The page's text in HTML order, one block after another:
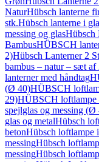
NaturHübsch lanterne
stk.Hübsch lanterne i
messing og glasHübsch
BambusHÜBSCH
2)Hübsch Lanterner 2
bambus – natur – sæt af
lanterner med håndtag
(Ø 40)HÜBSCH
29)HÜBSCH loftlampe
spejlglas og messing (Ø
glas og metalHübsch
betonHübsch loftlampe
messingHübsch
messingHübsch